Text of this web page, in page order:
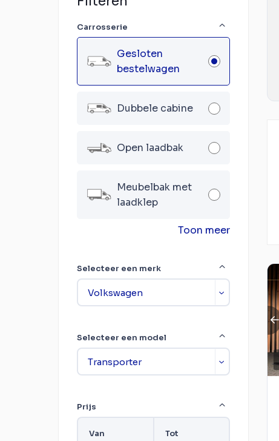
Carrosserie
Gesloten
bestelwagen
Dubbele cabine
Open laadbak
Meubelbak met
laadklep
Toon meer
Selecteer een merk
Selecteer een model
Prijs
Van Tot